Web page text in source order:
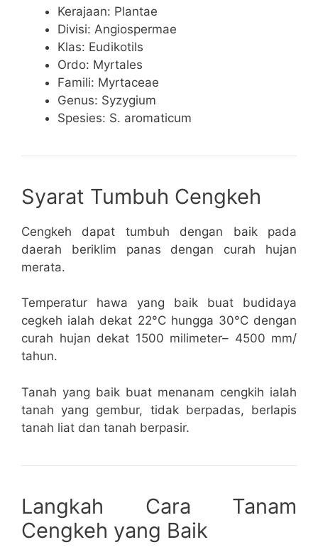
Kerajaan: Plantae
Divisi: Angiospermae
Klas: Eudikotils
Ordo: Myrtales
Famili: Myrtaceae
Genus: Syzygium
Spesies: S. aromaticum
Syarat Tumbuh Cengkeh
Cengkeh dapat tumbuh dengan baik pada
daerah beriklim panas dengan curah hujan
merata.
Temperatur hawa yang baik buat budidaya
cegkeh ialah dekat 22°C hungga 30°C dengan
curah hujan dekat 1500 milimeter– 4500 mm/
tahun.
Tanah yang baik buat menanam cengkih ialah
tanah yang gembur, tidak berpadas, berlapis
tanah liat dan tanah berpasir.
Langkah Cara Tanam
Cengkeh yang Baik